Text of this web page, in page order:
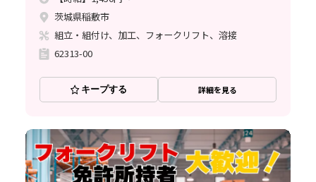
茨城県稲敷市
組立・組付け、加工、フォークリフト、溶接
62313-00
キープする 詳細を見る